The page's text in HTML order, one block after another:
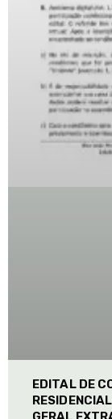
EDITAL DE